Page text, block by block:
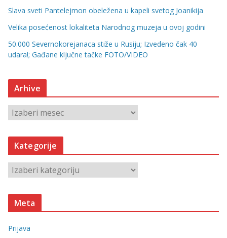
Slava sveti Pantelejmon obeležena u kapeli svetog Joanikija
Velika posećenost lokaliteta Narodnog muzeja u ovoj godini
50.000 Severnokorejanaca stiže u Rusiju; Izvedeno čak 40
udara!; Gađane ključne tačke FOTO/VIDEO
Arhive
r
h
v
Kategorije
a
t
o
Meta
Prijava